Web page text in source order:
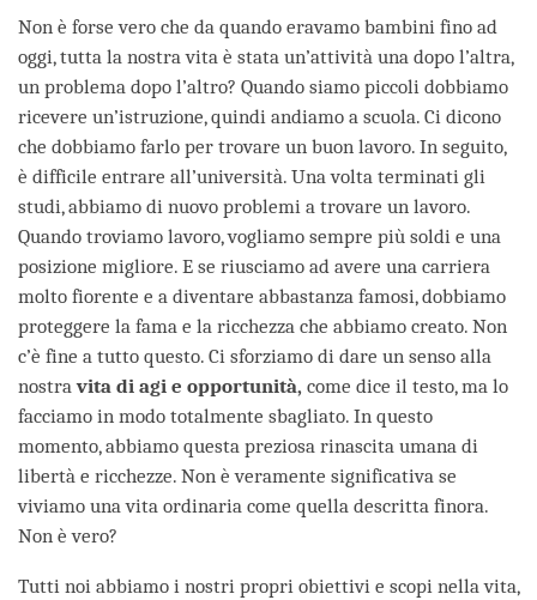
Non è forse vero che da quando eravamo bambini fino ad
oggi, tutta la nostra vita è stata un’attività una dopo l’altra,
un problema dopo l’altro? Quando siamo piccoli dobbiamo
ricevere un’istruzione, quindi andiamo a scuola. Ci dicono
che dobbiamo farlo per trovare un buon lavoro. In seguito,
è difficile entrare all’università. Una volta terminati gli
studi, abbiamo di nuovo problemi a trovare un lavoro.
Quando troviamo lavoro, vogliamo sempre più soldi e una
posizione migliore. E se riusciamo ad avere una carriera
molto fiorente e a diventare abbastanza famosi, dobbiamo
proteggere la fama e la ricchezza che abbiamo creato. Non
c’è fine a tutto questo. Ci sforziamo di dare un senso alla
nostravita di agi e opportunità, come dice il testo, ma lo
facciamo in modo totalmente sbagliato. In questo
momento, abbiamo questa preziosa rinascita umana di
libertà e ricchezze. Non è veramente significativa se
viviamo una vita ordinaria come quella descritta finora.
Non è vero?
Tutti noi abbiamo i nostri propri obiettivi e scopi nella vita,